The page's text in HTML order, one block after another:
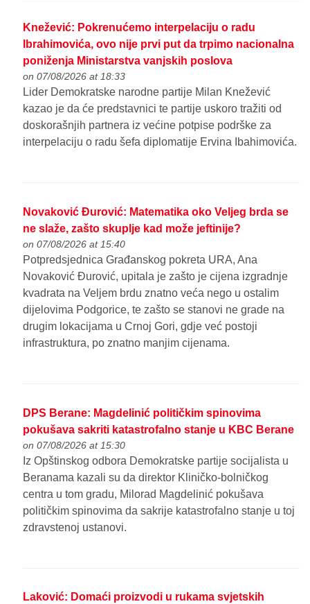
Knežević: Pokrenućemo interpelaciju o radu
Ibrahimovića, ovo nije prvi put da trpimo nacionalna
poniženja Ministarstva vanjskih poslova
on 07/08/2026 at 18:33
Lider Demokratske narodne partije Milan Knežević
kazao je da će predstavnici te partije uskoro tražiti od
doskorašnjih partnera iz većine potpise podrške za
interpelaciju o radu šefa diplomatije Ervina Ibahimovića.
Novaković Đurović: Matematika oko Veljeg brda se
ne slaže, zašto skuplje kad može jeftinije?
on 07/08/2026 at 15:40
Potpredsjednica Građanskog pokreta URA, Ana
Novaković Đurović, upitala je zašto je cijena izgradnje
kvadrata na Veljem brdu znatno veća nego u ostalim
dijelovima Podgorice, te zašto se stanovi ne grade na
drugim lokacijama u Crnoj Gori, gdje već postoji
infrastruktura, po znatno manjim cijenama.
DPS Berane: Magdelinić političkim spinovima
pokušava sakriti katastrofalno stanje u KBC Berane
on 07/08/2026 at 15:30
Iz Opštinskog odbora Demokratske partije socijalista u
Beranama kazali su da direktor Kliničko-bolničkog
centra u tom gradu, Milorad Magdelinić pokušava
političkim spinovima da sakrije katastrofalno stanje u toj
zdravstenoj ustanovi.
Laković: Domaći proizvodi u rukama svjetskih